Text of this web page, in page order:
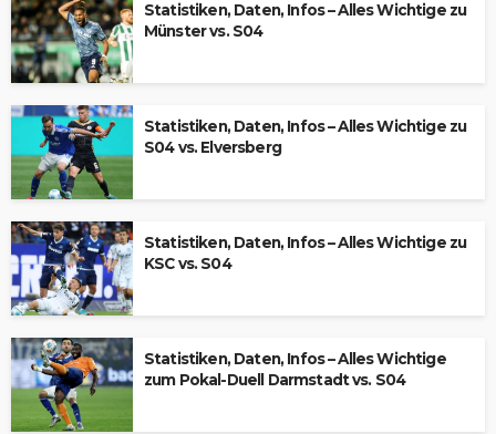
Statistiken, Daten, Infos – Alles Wichtige zu
Münster vs. S04
Statistiken, Daten, Infos – Alles Wichtige zu
S04 vs. Elversberg
Statistiken, Daten, Infos – Alles Wichtige zu
KSC vs. S04
Statistiken, Daten, Infos – Alles Wichtige
zum Pokal-Duell Darmstadt vs. S04